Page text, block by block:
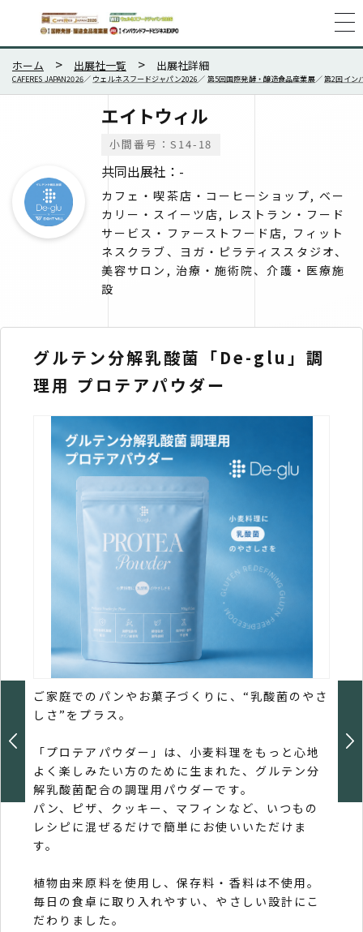
ホーム 出展社一覧 出展社詳細
CAFERES JAPAN2026／ ウェルネスフードジャパン2026／ 第5回国際発酵・醸造食品産業展／第2回イン
エイトウィル
小間番号：S14-18
共同出展社：-
カフェ・喫茶店・コーヒーショップ, ベー
カリー・スイーツ店, レストラン・フード
サービス・ファーストフード店, フィット
ネスクラブ、ヨガ・ピラティススタジオ、
美容サロン, 治療・施術院、介護・医療施
設
グルテン分解乳酸菌「De-glu」調
理用 プロテアパウダー
ご家庭でのパンやお菓子づくりに、“乳酸菌のやさ
しさ”をプラス。
「プロテアパウダー」は、小麦料理をもっと心地
よく楽しみたい方のために生まれた、グルテン分
解乳酸菌配合の調理用パウダーです。
パン、ピザ、クッキー、マフィンなど、いつもの
レシピに混ぜるだけで簡単にお使いいただけま
す。
植物由来原料を使用し、保存料・香料は不使用。
毎日の食卓に取り入れやすい、やさしい設計にこ
だわりました。
（
製